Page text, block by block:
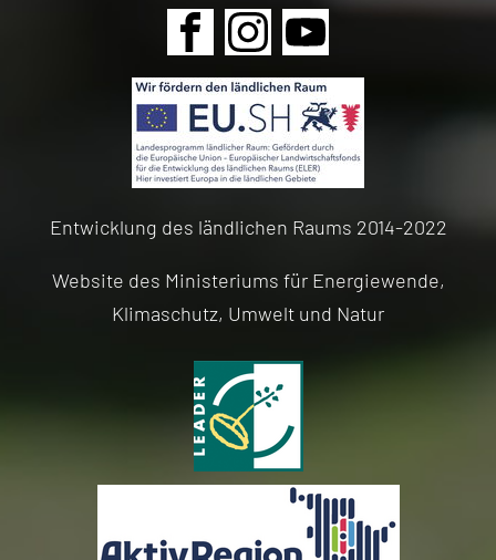
Navigation
überspringen
Entwicklung des ländlichen Raums 2014-2022
Website des Ministeriums für Energiewende,
Klimaschutz, Umwelt und Natur